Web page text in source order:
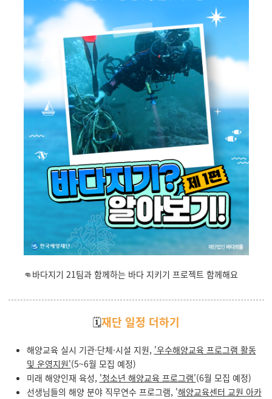
👊바다지기 21팀과 함께하는 바다 지키기 프로젝트 함께해요
🗓️재단 일정 더하기
해양교육 실시 기관·단체·시설 지원, '우수해양교육 프로그램 활동
및 운영지원'(5~6월 모집 예정)
미래 해양인재 육성, '청소년 해양교육 프로그램'(6월 모집 예정)
선생님들의 해양 분야 직무연수 프로그램, '해양교육센터 교원 아카